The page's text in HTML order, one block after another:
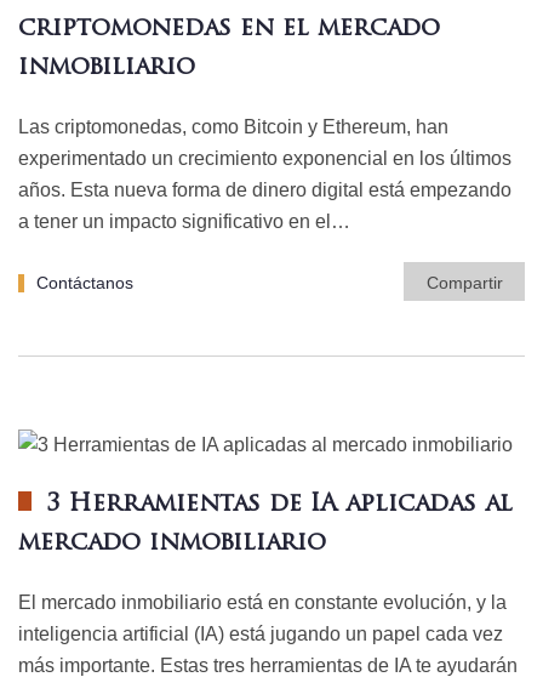
criptomonedas en el mercado
inmobiliario
Las criptomonedas, como Bitcoin y Ethereum, han
experimentado un crecimiento exponencial en los últimos
años. Esta nueva forma de dinero digital está empezando
a tener un impacto significativo en el…
Contáctanos Compartir
3 Herramientas de IA aplicadas al
mercado inmobiliario
El mercado inmobiliario está en constante evolución, y la
inteligencia artificial (IA) está jugando un papel cada vez
más importante. Estas tres herramientas de IA te ayudarán